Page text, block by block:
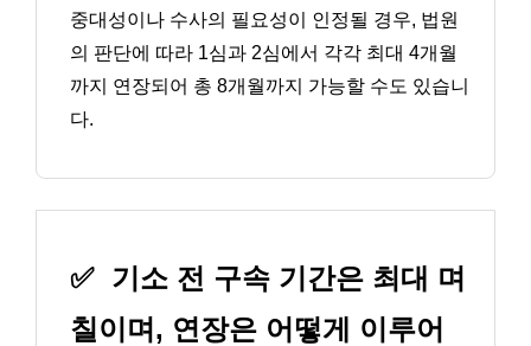
중대성이나 수사의 필요성이 인정될 경우, 법원
의 판단에 따라 1심과 2심에서 각각 최대 4개월
까지 연장되어 총 8개월까지 가능할 수도 있습니
다.
✅ 기소 전 구속 기간은 최대 며
칠이며, 연장은 어떻게 이루어